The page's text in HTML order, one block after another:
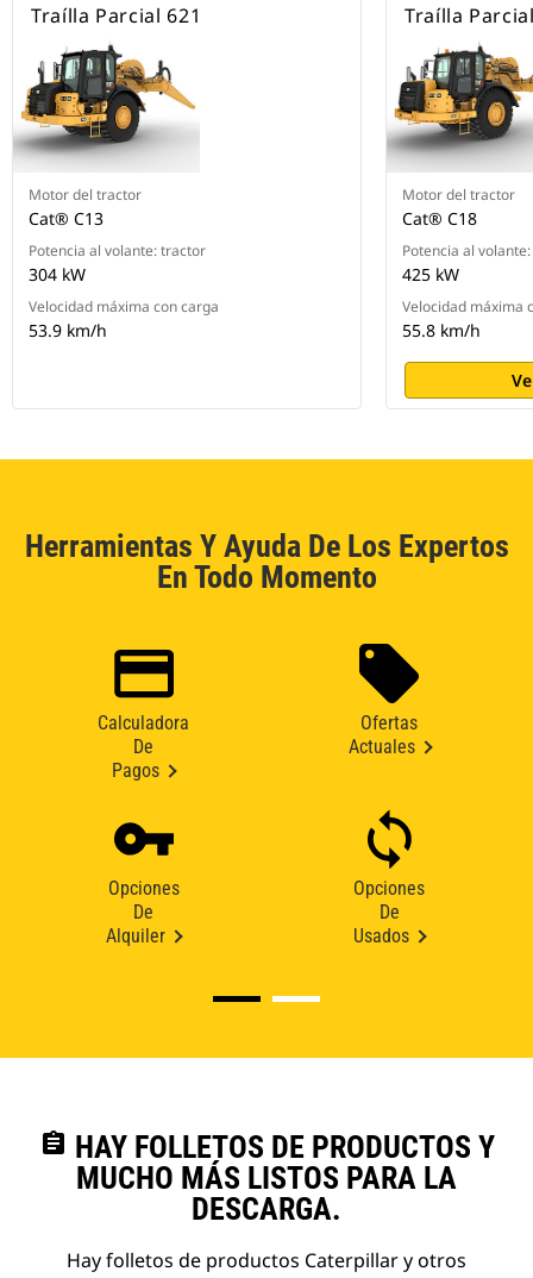
Traílla Parcial 621
Motor del tractor
Cat® C13
Potencia al volante: tractor
304 kW
Velocidad máxima con carga
53.9 km/h
Traílla
Motor del tractor
Cat® C18
Potencia al
425 kW
Velocidad máxima
55.8 km/h
Herramientas Y Ayuda De Los Expertos
En Todo Momento
Calculadora
De
Pagos
Ofertas
Actuales
Opciones
De
Alquiler
Opciones
De
Usados
assignment HAY FOLLETOS DE PRODUCTOS Y
MUCHO MÁS LISTOS PARA LA
DESCARGA.
Hay folletos de productos Caterpillar y otros